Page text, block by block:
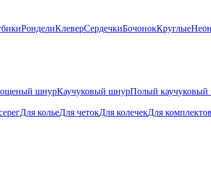
РонделиКлеверСердечкиБочонокКруглые
шнурКаучуковый шнурПолый
Для кольеДля четокДля колечекДля